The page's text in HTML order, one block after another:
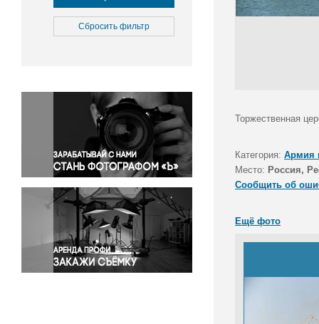
Культура
Медицина
Окружающая среда
Политика
Правосудие
Происшествия и конфликты
Религия
Светская жизнь
Спорт
Экология
Экономика и бизнес
Сбросить фильтр
Торжественная
Категория: Армия
Место: Россия,
Сообщить об
Ещё фото